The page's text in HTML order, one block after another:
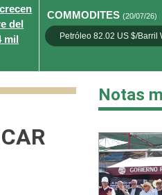
del
mil
COMMODITES(20/07/26)
Petróleo 82.02 US $/Barril
Notas